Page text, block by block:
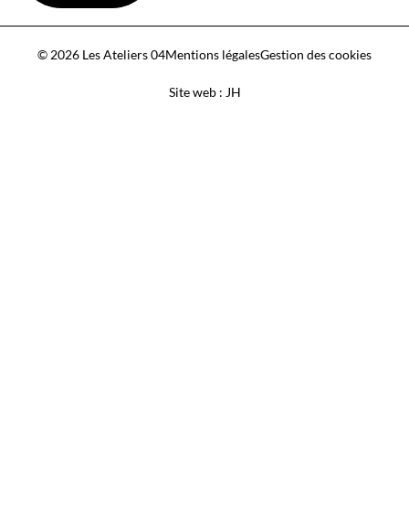
© 2026 Les Ateliers 04Mentions légalesGestion des cookies
Site web : JH